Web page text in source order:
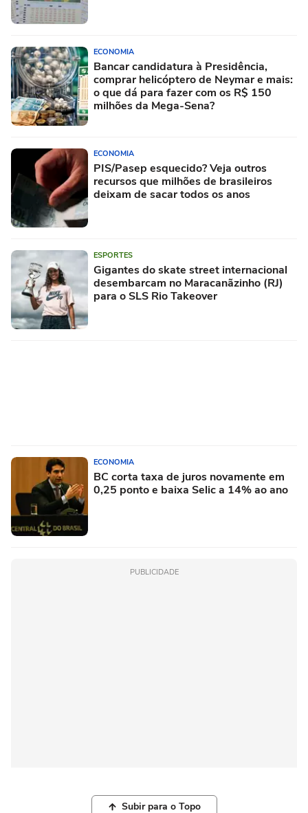
ECONOMIA
Bancar candidatura à Presidência,
comprar helicóptero de Neymar e mais:
o que dá para fazer com os R$ 150
milhões da Mega-Sena?
ECONOMIA
PIS/Pasep esquecido? Veja outros
recursos que milhões de brasileiros
deixam de sacar todos os anos
ESPORTES
Gigantes do skate street internacional
desembarcam no Maracanãzinho (RJ)
para o SLS Rio Takeover
ECONOMIA
BC corta taxa de juros novamente em
0,25 ponto e baixa Selic a 14% ao ano
PUBLICIDADE
Subir para o Topo